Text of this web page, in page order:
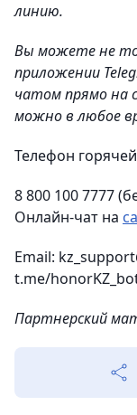
линию.
Вы можете не
приложении
чатом прямо на
можно в любое
Телефон
8 800 100 7777
Онлайн-чат на
Email:
t.me/
Партнерский